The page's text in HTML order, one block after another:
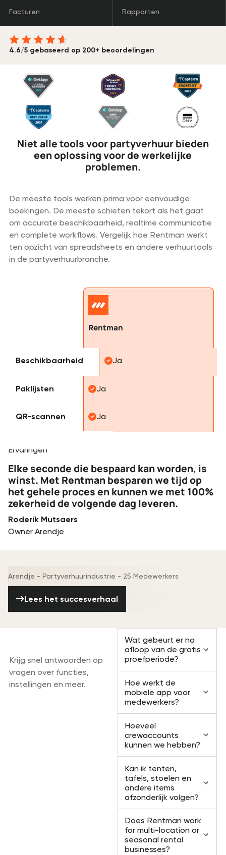
Facturen Rapporten
4.6/5 gebaseerd op 200+ beoordelingen
Niet alle tools voor partyverhuur bieden
een oplossing voor de werkelijke
problemen.
De meeste tools werken prima voor eenvoudige
boekingen. De meeste schieten tekort als het gaat
om accurate beschikbaarheid, realtime communicatie
en complete workflows. Vergelijk hoe Rentman werkt
ten opzicht van spreadsheets en andere verhuurtools
in de partyverhuurbranche.
Rentman
Beschikbaarheid Ja
Paklijsten Ja
QR-scannen Ja
Ervaringen
Elke seconde die bespaard kan worden, is
winst. Met Rentman besparen we tijd op
het gehele proces en kunnen we met 100%
zekerheid de volgende dag leveren.
Roderik Mutsaers
Owner Arendje
Arendje - Partyverhuurindustrie - 25 Medewerkers
Lees het succesverhaal
Krijg snel antwoorden op
vragen over functies,
instellingen en meer.
Wat gebeurt er na
afloop van de gratis
proefperiode?
Hoe werkt de
mobiele app voor
medewerkers?
Hoeveel
crewaccounts
kunnen we hebben?
Kan ik tenten,
tafels, stoelen en
andere items
afzonderlijk volgen?
Does Rentman work
for multi-location or
seasonal rental
businesses?